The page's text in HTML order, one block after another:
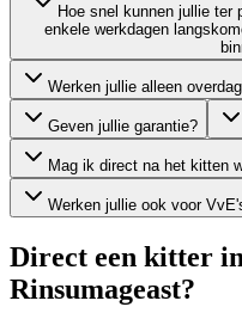
Hoe snel kunnen jullie ter
enkele werkdagen
Werken jullie alleen
Geven jullie garantie?
Mag ik direct na het kitten
Werken jullie ook voor
Direct een kitter
Rinsumageast?